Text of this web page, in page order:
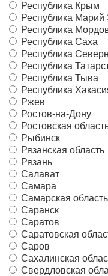
Республика Крым
Республика Марий
Республика
Республика Саха
Республика
Республика
Республика Тыва
Республика
Ржев
Ростов-на-Дону
Ростовская
Рыбинск
Рязанская область
Рязань
Салават
Самара
Самарская область
Саранск
Саратов
Саратовская
Саров
Сахалинская
Свердловская